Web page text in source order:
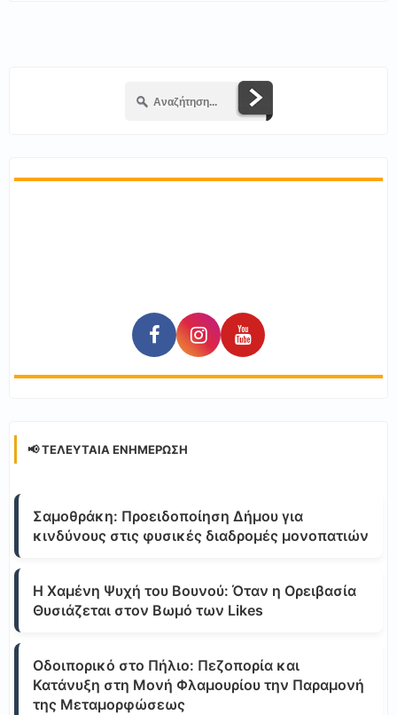
📢 ΤΕΛΕΥΤΑΊΑ ΕΝΗΜΈΡΩΣΗ
Σαμοθράκη: Προειδοποίηση Δήμου για
κινδύνους στις φυσικές διαδρομές μονοπατιών
Η Χαμένη Ψυχή του Βουνού: Όταν η Ορειβασία
Θυσιάζεται στον Βωμό των Likes
Οδοιπορικό στο Πήλιο: Πεζοπορία και
Κατάνυξη στη Μονή Φλαμουρίου την Παραμονή
της Μεταμορφώσεως